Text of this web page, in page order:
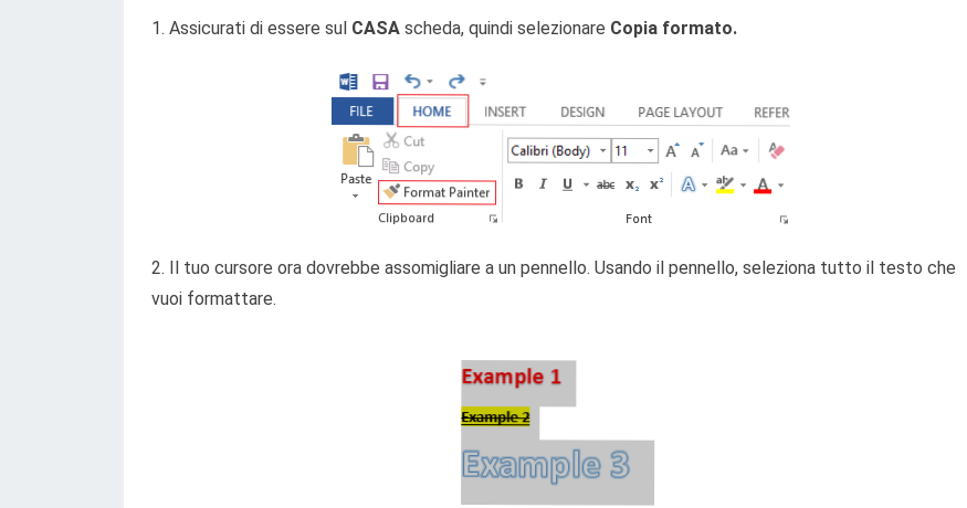
1. Assicurati di essere sul CASA scheda, quindi selezionare Copia formato.
2. Il tuo cursore ora dovrebbe assomigliare a un pennello. Usando il pennello, seleziona tutto il testo che
vuoi formattare.